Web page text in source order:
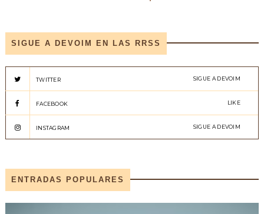
SIGUE A DEVOIM EN LAS RRSS
TWITTER SIGUE A DEVOIM
FACEBOOK LIKE
INSTAGRAM SIGUE A DEVOIM
ENTRADAS POPULARES